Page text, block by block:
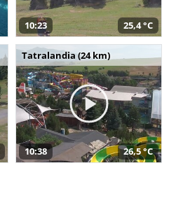
10:23 25,4 °C
Tatralandia (24 km)
10:38 26,5 °C